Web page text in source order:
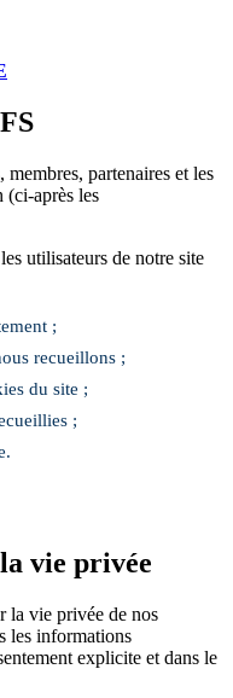
partenaires et les
(ci-après les
utilisateurs de notre site
;
recueillons ;
du site ;
;
vie privée
la vie privée de nos
les informations
explicite et dans le